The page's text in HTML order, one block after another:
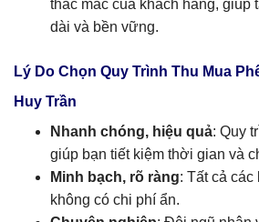
thắc mắc của khách hàng, giúp
dài và bền vững.
Lý Do Chọn Quy Trình Thu Mua
Huy Trần
Nhanh chóng, hiệu quả: Quy
giúp bạn tiết kiệm thời gian và
Minh bạch, rõ ràng: Tất cả
không có chi phí ẩn.